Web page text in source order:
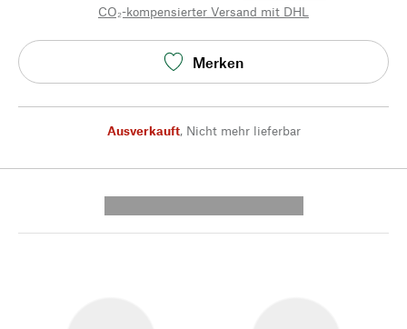
CO₂-kompensierter Versand mit DHL
Merken
Ausverkauft, Nicht mehr lieferbar